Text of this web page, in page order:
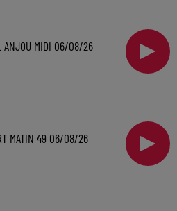
ANJOU MIDI 06/08/26
MATIN 49 06/08/26